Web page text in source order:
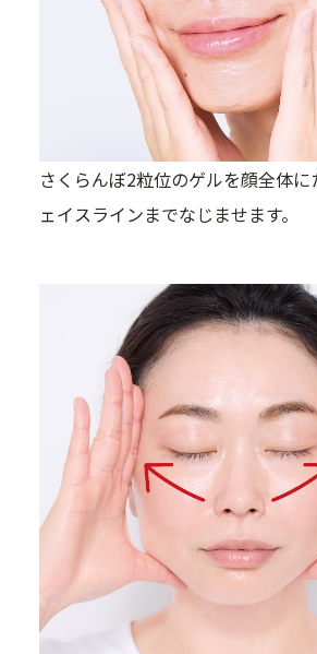
さくらんぼ2粒位のゲルを顔全体に
ェイスラインまでなじませます。